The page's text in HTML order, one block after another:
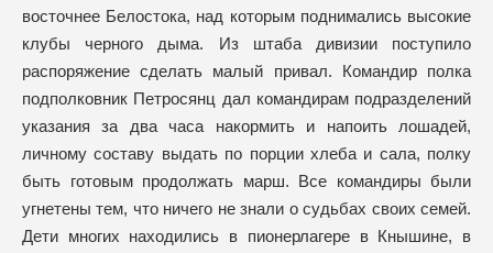
восточнее Белостока, над которым поднимались высокие
клубы черного дыма. Из штаба дивизии поступило
распоряжение сделать малый привал. Командир полка
подполковник Петросянц дал командирам подразделений
указания за два часа накормить и напоить лошадей,
личному составу выдать по порции хлеба и сала, полку
быть готовым продолжать марш. Все командиры были
угнетены тем, что ничего не знали о судьбах своих семей.
Дети многих находились в пионерлагере в Кнышине, в